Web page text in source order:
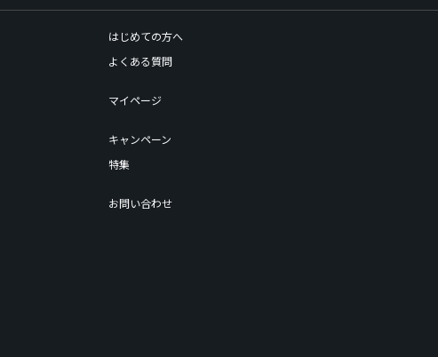
はじめての方へ
よくある質問
マイページ
キャンペーン
特集
お問い合わせ